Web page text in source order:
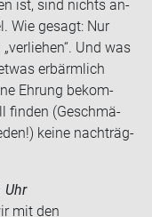
ist, sind nichts an­
Wie ge­sagt: Nur
Und was
er­bärm­lich
Eh­rung be­kom­
fin­den (Ge­schmä­
keine nach­träg­
Uhr
mit den